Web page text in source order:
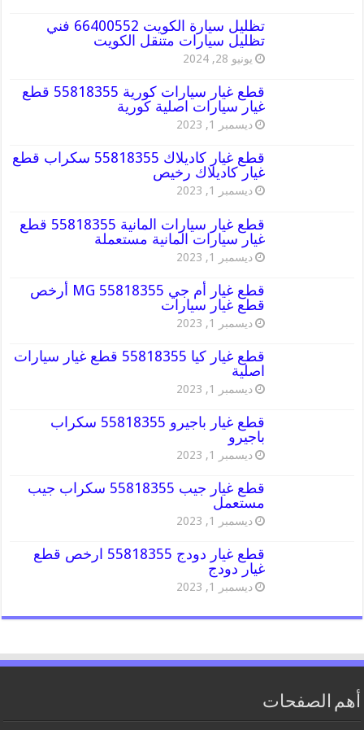
تظليل سيارة الكويت 66400552 فني
تظليل سيارات متنقل الكويت
يونيو 28, 2024
قطع غيار سيارات كورية 55818355 قطع
غيار سيارات اصلية كورية
ديسمبر 1, 2023
قطع غيار كاديلاك 55818355 سكراب قطع
غيار كاديلاك رخيص
ديسمبر 1, 2023
قطع غيار سيارات المانية 55818355 قطع
غيار سيارات المانية مستعملة
ديسمبر 1, 2023
قطع غيار أم جي MG 55818355 أرخص
قطع غيار سيارات
ديسمبر 1, 2023
قطع غيار كيا 55818355 قطع غيار سيارات
اصلية
ديسمبر 1, 2023
قطع غيار باجيرو 55818355 سكراب
باجيرو
ديسمبر 1, 2023
قطع غيار جيب 55818355 سكراب جيب
مستعمل
ديسمبر 1, 2023
قطع غيار دودج 55818355 ارخص قطع
غيار دودج
ديسمبر 1, 2023
أهم الصفحات